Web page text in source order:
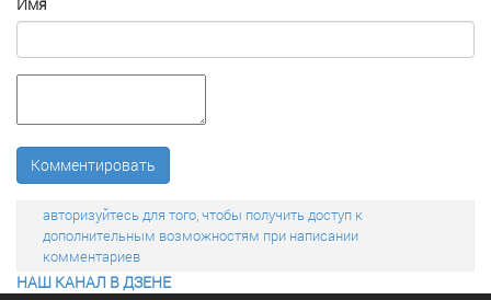
Комментировать
авторизуйтесь для того, чтобы получить доступ к
дополнительным возможностям при написании
комментариев
НАШ КАНАЛ В ДЗЕНЕ